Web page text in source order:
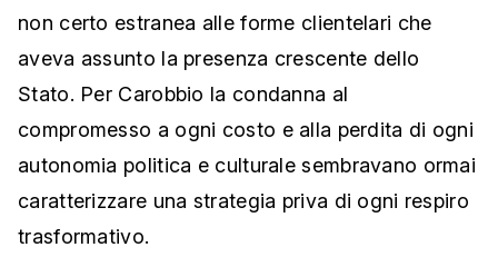
non certo estranea alle forme clientelari che
aveva assunto la presenza crescente dello
Stato. Per Carobbio la condanna al
compromesso a ogni costo e alla perdita di ogni
autonomia politica e culturale sembravano ormai
caratterizzare una strategia priva di ogni respiro
trasformativo.